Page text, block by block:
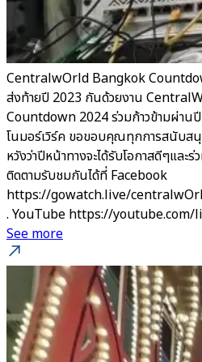
CentralwOrld Bangkok
ส่งท้ายปี 2023 กันด้วยงาน
Countdown 2024 ร่วมก้าวข้ามผ่าน
โนมอร์เวิร์ค ขอขอบคุณทุกการสนับส
หวังว่าปีหน้าทางจะได้รับโอกาสดีๆแล
ติดตามรับชมกันได้ที่ Facebook
https://gowatch.live/
. YouTube https://youtube.com/
See more